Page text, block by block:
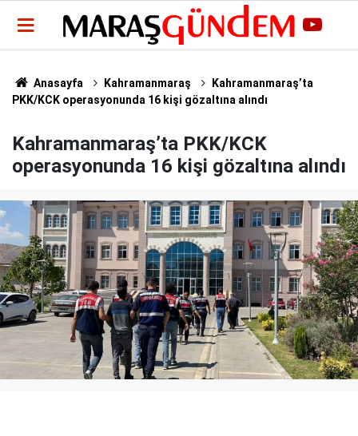
Anasayfa Kahramanmaraş
Kahramanmaraş’ta
PKK/KCK operasyonunda 16 kişi gözaltına alındı
Kahramanmaraş’ta PKK/KCK
operasyonunda 16 kişi gözaltına alındı